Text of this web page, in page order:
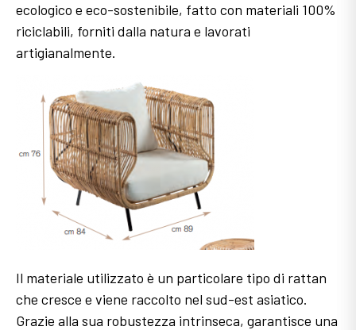
ecologico e eco-sostenibile, fatto con materiali 100%
riciclabili, forniti dalla natura e lavorati
artigianalmente.
Il materiale utilizzato è un particolare tipo di rattan
che cresce e viene raccolto nel sud-est asiatico.
Grazie alla sua robustezza intrinseca, garantisce una